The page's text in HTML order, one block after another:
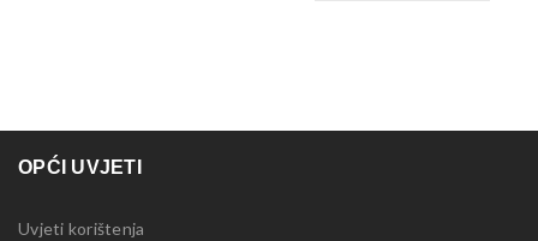
OPĆI UVJETI
Uvjeti korištenja